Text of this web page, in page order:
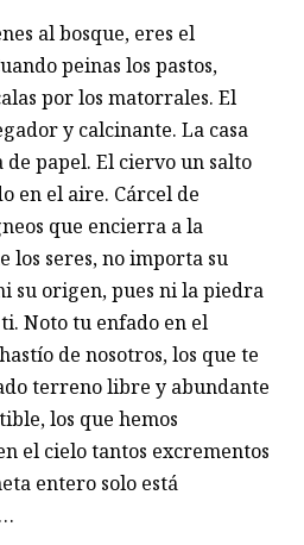
al bosque, eres el
peinas los pastos,
por los matorrales. El
y calcinante. La casa
de papel. El ciervo un salto
en el aire. Cárcel de
que encierra a la
los seres, no importa su
su origen, pues ni la piedra
Noto tu enfado en el
de nosotros, los que te
terreno libre y abundante
los que hemos
el cielo tantos excrementos
entero solo está